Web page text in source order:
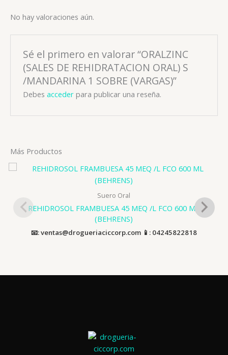
No hay valoraciones aún.
Sé el primero en valorar “ORALZINC
(SALES DE REHIDRATACION ORAL) S
/MANDARINA 1 SOBRE (VARGAS)”
Debesacceder para publicar una reseña.
Más Productos
Suero Oral
REHIDROSOL FRAMBUESA 45 MEQ /L FCO 600 ML
(BEHRENS)
📧: ventas@drogueriaciccorp.com 📱: 04245822818